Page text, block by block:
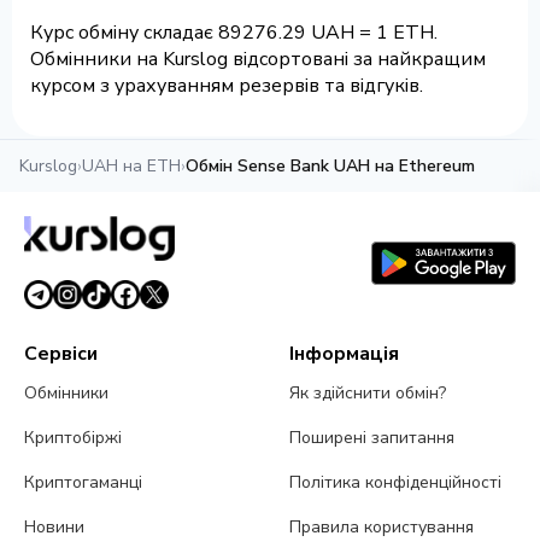
Курс обміну складає 89276.29 UAH = 1 ETH.
Обмінники на Kurslog відсортовані за найкращим
курсом з урахуванням резервів та відгуків.
Kurslog›UAH на ETH›Обмін Sense Bank UAH на Ethereum
Сервіси
Обмінники
Криптобіржі
Криптогаманці
Новини
Інформація
Як здійснити обмін?
Поширені запитання
Політика конфіденційності
Правила користування